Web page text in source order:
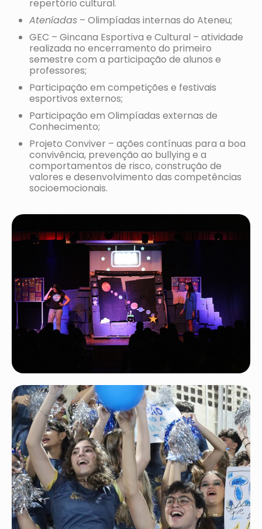
repertório cultural.
Ateníadas – Olimpíadas internas do Ateneu;
GEC – Gincana Esportiva e Cultural – atividade
realizada no encerramento do primeiro
semestre com a participação de alunos e
professores;
Participação em competições e festivais
esportivos externos;
Participação em Olimpíadas externas de
Conhecimento;
Projeto Conviver – ações contínuas para a boa
convivência, prevenção ao bullying e a
comportamentos de risco, construção de
valores e desenvolvimento das competências
socioemocionais.